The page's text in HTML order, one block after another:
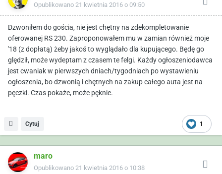
Opublikowano 21 kwietnia 2016 o 09:50
Dzwoniłem do gościa, nie jest chętny na zdekompletowanie
oferowanej RS 230. Zaproponowałem mu w zamian również moje
'18 (z dopłatą) żeby jakoś to wyglądało dla kupującego. Będę go
ględził, może wydeptam z czasem te felgi. Każdy ogłoszeniodawca
jest cwaniak w pierwszych dniach/tygodniach po wystawieniu
ogłoszenia, bo dzwonią i chętnych na zakup całego auta jest na
pęczki. Czas pokaże, może pęknie.
1
Cytuj
maro
Opublikowano 21 kwietnia 2016 o 10:38